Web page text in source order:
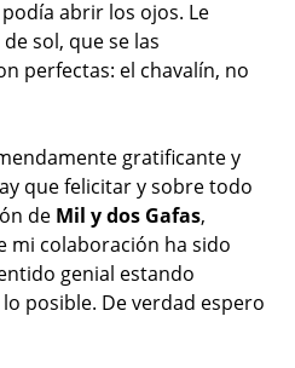
abrir los ojos. Le
sol, que se las
perfectas: el chavalín, no
gratificante y
que felicitar y sobre todo
de Mil y dos Gafas,
mi colaboración ha sido
genial estando
posible. De verdad espero